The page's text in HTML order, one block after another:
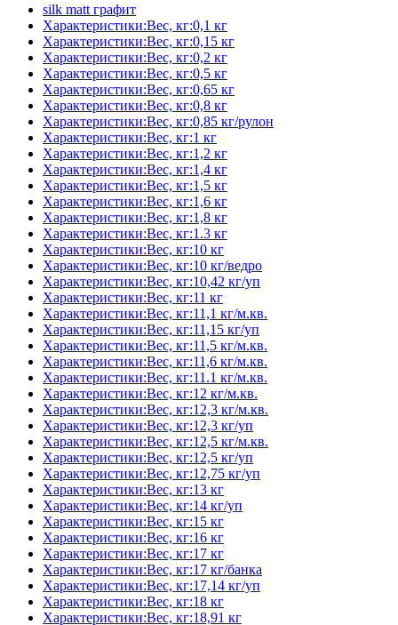
silk matt графит
Характеристики:Вес, кг:0,1 кг
Характеристики:Вес, кг:0,15 кг
Характеристики:Вес, кг:0,2 кг
Характеристики:Вес, кг:0,5 кг
Характеристики:Вес, кг:0,65 кг
Характеристики:Вес, кг:0,8 кг
Характеристики:Вес, кг:0,85 кг/рулон
Характеристики:Вес, кг:1 кг
Характеристики:Вес, кг:1,2 кг
Характеристики:Вес, кг:1,4 кг
Характеристики:Вес, кг:1,5 кг
Характеристики:Вес, кг:1,6 кг
Характеристики:Вес, кг:1,8 кг
Характеристики:Вес, кг:1.3 кг
Характеристики:Вес, кг:10 кг
Характеристики:Вес, кг:10 кг/ведро
Характеристики:Вес, кг:10,42 кг/уп
Характеристики:Вес, кг:11 кг
Характеристики:Вес, кг:11,1 кг/м.кв.
Характеристики:Вес, кг:11,15 кг/уп
Характеристики:Вес, кг:11,5 кг/м.кв.
Характеристики:Вес, кг:11,6 кг/м.кв.
Характеристики:Вес, кг:11.1 кг/м.кв.
Характеристики:Вес, кг:12 кг/м.кв.
Характеристики:Вес, кг:12,3 кг/м.кв.
Характеристики:Вес, кг:12,3 кг/уп
Характеристики:Вес, кг:12,5 кг/м.кв.
Характеристики:Вес, кг:12,5 кг/уп
Характеристики:Вес, кг:12,75 кг/уп
Характеристики:Вес, кг:13 кг
Характеристики:Вес, кг:14 кг/уп
Характеристики:Вес, кг:15 кг
Характеристики:Вес, кг:16 кг
Характеристики:Вес, кг:17 кг
Характеристики:Вес, кг:17 кг/банка
Характеристики:Вес, кг:17,14 кг/уп
Характеристики:Вес, кг:18 кг
Характеристики:Вес, кг:18,91 кг